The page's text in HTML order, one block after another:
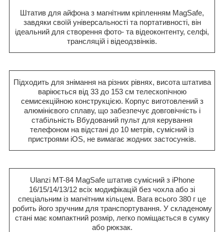
Штатив для айфона з магнітним кріпленням MagSafe,
завдяки своїй універсальності та портативності, він
ідеальний для створення фото- та відеоконтенту, селфі,
трансляцій і відеодзвінків.
Підходить для знімання на різних рівнях, висота штатива
варіюється від 33 до 153 см телескопічною
семисекційною конструкцією. Корпус виготовлений з
алюмінієвого сплаву, що забезпечує довговічність і
стабільність Вбудований пульт для керування
телефоном на відстані до 10 метрів, сумісний із
пристроями iOS, не вимагає жодних застосунків.
Ulanzi MT-84 MagSafe штатив сумісний з iPhone
16/15/14/13/12 всіх модифікацій без чохла або зі
спеціальним із магнітним кільцем. Вага всього 380 г це
робить його зручним для транспортування. У складеному
стані має компактний розмір, легко поміщається в сумку
або рюкзак.